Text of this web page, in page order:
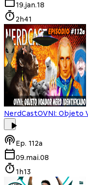
19.jan.18
2h41
NerdCastOVNI: Objeto
Ep. 112a
09.mai.08
1h13